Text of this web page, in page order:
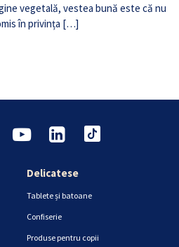
vegetală, vestea bună este că nu
în privința […]
Delicatese
Tablete și batoane
Confiserie
Produse pentru copii